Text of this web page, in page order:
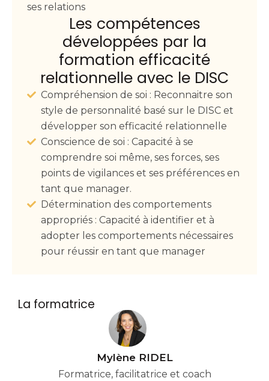
ses relations
Les compétences
développées par la
formation efficacité
relationnelle avec le DISC
Compréhension de soi : Reconnaitre son
style de personnalité basé sur le DISC et
développer son efficacité relationnelle
Conscience de soi : Capacité à se
comprendre soi même, ses forces, ses
points de vigilances et ses préférences en
tant que manager.
Détermination des comportements
appropriés : Capacité à identifier et à
adopter les comportements nécessaires
pour réussir en tant que manager
La formatrice
Mylène RIDEL
Formatrice, facilitatrice et coach